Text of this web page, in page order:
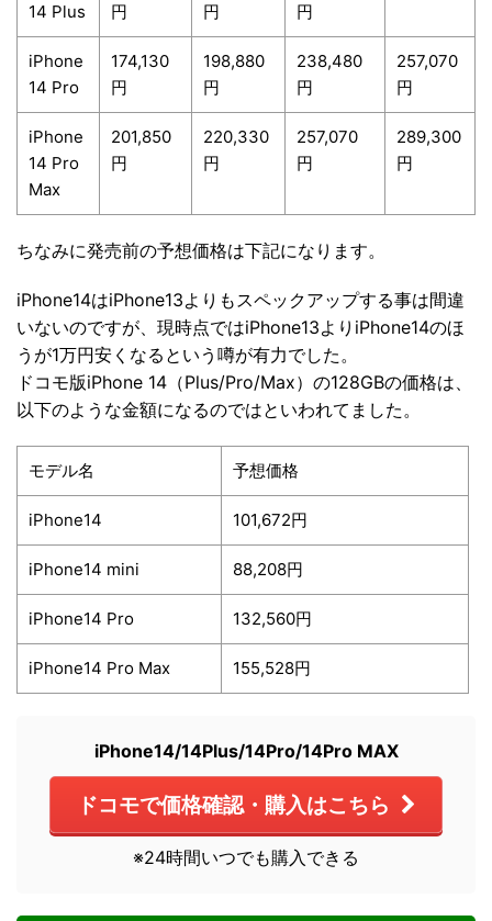
14 Plus
円
円
円
iPhone
14 Pro
174,130
円
198,880
円
238,480
円
257,070
円
iPhone
14 Pro
Max
201,850
円
220,330
円
257,070
円
289,300
円
ちなみに発売前の予想価格は下記になります。
iPhone14はiPhone13よりもスペックアップする事は間違
いないのですが、現時点ではiPhone13よりiPhone14のほ
うが1万円安くなるという噂が有力でした。
ドコモ版iPhone 14（Plus/Pro/Max）の128GBの価格は、
以下のような金額になるのではといわれてました。
モデル名 予想価格
iPhone14 101,672円
iPhone14 mini 88,208円
iPhone14 Pro 132,560円
iPhone14 Pro Max 155,528円
iPhone14/14Plus/14Pro/14Pro MAX
ドコモで価格確認・購入はこちら
※24時間いつでも購入できる